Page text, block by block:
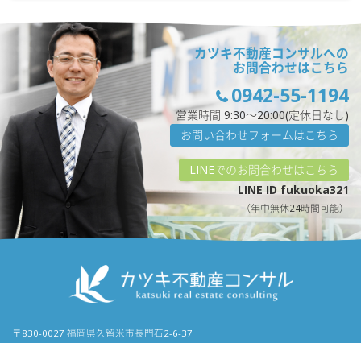
カツキ不動産コンサルへの
お問合わせはこちら
0942-55-1194
営業時間 9:30〜20:00(定休日なし)
お問い合わせフォームはこちら
LINEでのお問合わせはこちら
LINE ID fukuoka321
（年中無休24時間可能）
〒830-0027 福岡県久留米市長門石2-6-37